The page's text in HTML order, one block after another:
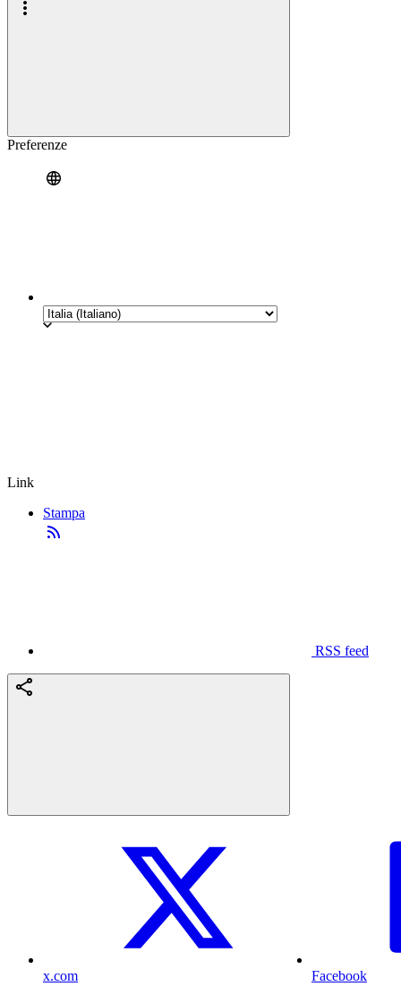
Preferenze
Link
Stampa
RSS feed
x.com Facebook